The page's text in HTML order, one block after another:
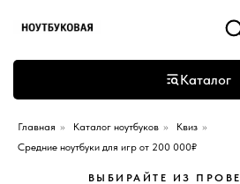
Каталог
Главная » Каталог ноутбуков » Квиз »
Средние ноутбуки для игр от 200 000₽
ВЫБИРАЙТЕ ИЗ